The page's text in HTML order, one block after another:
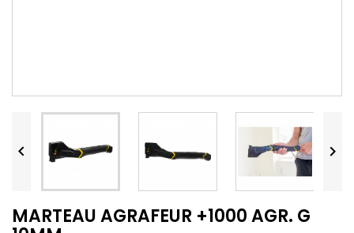
 
MARTEAU AGRAFEUR +1000 AGR. G